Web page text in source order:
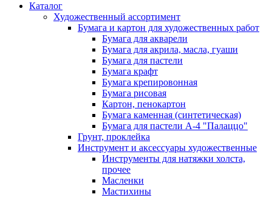
Каталог
Художественный ассортимент
Бумага и картон для художественных работ
Бумага для акварели
Бумага для акрила, масла, гуаши
Бумага для пастели
Бумага крафт
Бумага крепировонная
Бумага рисовая
Картон, пенокартон
Бумага каменная (синтетическая)
Бумага для пастели А-4 "Палаццо"
Грунт, проклейка
Инструмент и аксессуары художественные
Инструменты для натяжки холста,
прочее
Масленки
Мастихины